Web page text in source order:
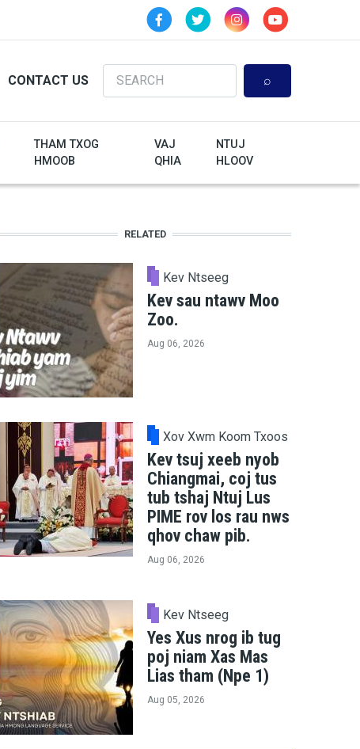
CONTACT US
Search
THAM TXOG
HMOOB
VAJ
QHIA
NTUJ
HLOOV
RELATED
Kev Ntseeg
Kev sau ntawv Moo
Zoo.
Aug 06, 2026
Xov Xwm Koom Txoos
Kev tsuj xeeb nyob
Chiangmai, coj tus
tub tshaj Ntuj Lus
PIME rov los rau nws
qhov chaw pib.
Aug 06, 2026
Kev Ntseeg
Yes Xus nrog ib tug
poj niam Xas Mas
Lias tham (Npe 1)
Aug 05, 2026